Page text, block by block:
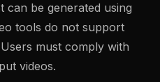
can be generated using
tools do not support
must comply with
videos.